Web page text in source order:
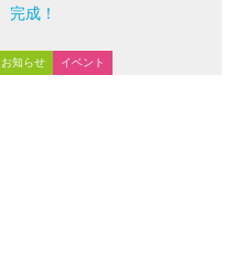
完成！
お知らせ イベント